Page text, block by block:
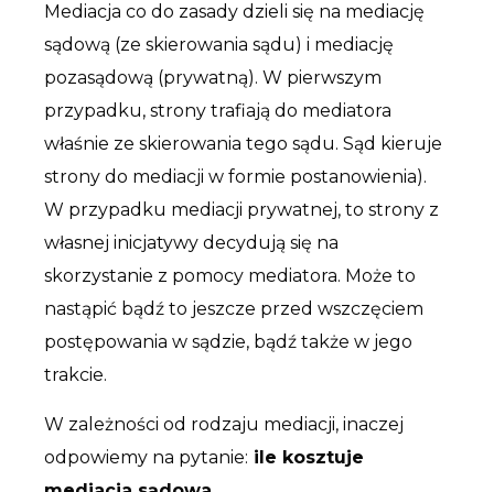
Mediacja co do zasady dzieli się na mediację
sądową (ze skierowania sądu) i mediację
pozasądową (prywatną). W pierwszym
przypadku, strony trafiają do mediatora
właśnie ze skierowania tego sądu. Sąd kieruje
strony do mediacji w formie postanowienia).
W przypadku mediacji prywatnej, to strony z
własnej inicjatywy decydują się na
skorzystanie z pomocy mediatora. Może to
nastąpić bądź to jeszcze przed wszczęciem
postępowania w sądzie, bądź także w jego
trakcie.
W zależności od rodzaju mediacji, inaczej
odpowiemy na pytanie: ile kosztuje